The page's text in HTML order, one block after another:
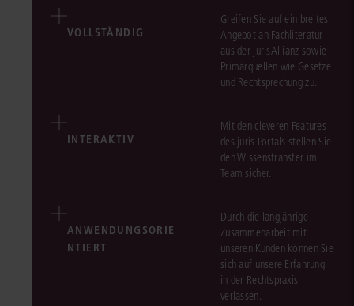
VOLLSTÄNDIG
Greifen Sie auf ein breites
Angebot an Fachliteratur
aus der jurisAllianz sowie
Primärquellen wie Gesetze
und Rechtsprechung zu.
INTERAKTIV
Mit den cleveren Features
des juris Portals stellen Sie
den Wissenstransfer im
Team sicher.
ANWENDUNGSORIE
NTIERT
Durch die langjährige
Zusammenarbeit mit
unseren Kunden können Sie
sich auf unsere Erfahrung
in der Rechtspraxis
verlassen.